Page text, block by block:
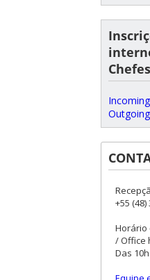
Incoming
Outgoing
+55 (48)
Horário
/ Office
Das